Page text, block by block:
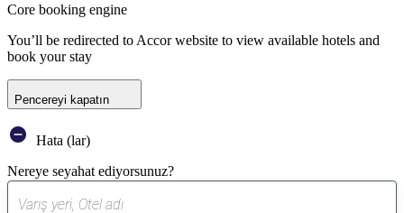
Core booking engine
You’ll be redirected to Accor website to view available hotels and
book your stay
Pencereyi kapatın
Hata (lar)
Nereye seyahat ediyorsunuz?